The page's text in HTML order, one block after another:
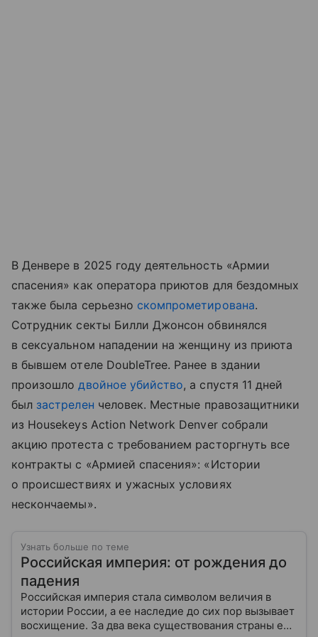
В Денвере в 2025 году деятельность «Армии
спасения» как оператора приютов для бездомных
также была серьезно скомпрометирована.
Сотрудник секты Билли Джонсон обвинялся
в сексуальном нападении на женщину из приюта
в бывшем отеле DoubleTree. Ранее в здании
произошло двойное убийство, а спустя 11 дней
был застрелен человек. Местные правозащитники
из Housekeys Action Network Denver собрали
акцию протеста с требованием расторгнуть все
контракты с «Армией спасения»: «Истории
о происшествиях и ужасных условиях
нескончаемы».
Узнать больше по теме
Российская империя: от рождения до
падения
Российская империя стала символом величия в
истории России, а ее наследие до сих пор вызывает
восхищение. За два века существования страны ее